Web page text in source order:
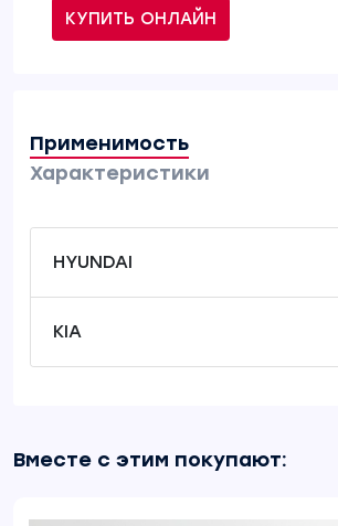
КУПИТЬ ОНЛАЙН
Применимость
Характеристики
HYUNDAI
KIA
Вместе с этим покупают: